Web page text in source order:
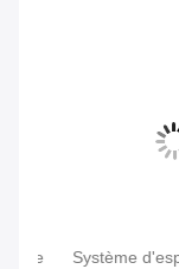
Système